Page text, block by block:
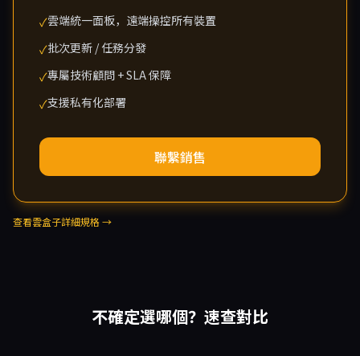
✓雲端統一面板，遠端操控所有裝置
✓批次更新 / 任務分發
✓專屬技術顧問 + SLA 保障
✓支援私有化部署
聯繫銷售
查看雲盒子詳細規格 →
不確定選哪個？速查對比